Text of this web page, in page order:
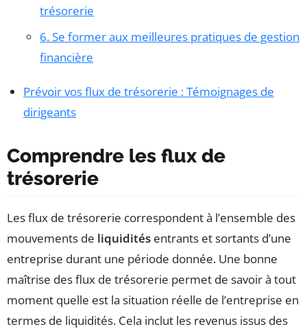
trésorerie
6. Se former aux meilleures pratiques de gestion
financière
Prévoir vos flux de trésorerie : Témoignages de
dirigeants
Comprendre les flux de
trésorerie
Les flux de trésorerie correspondent à l’ensemble des
mouvements de liquidités entrants et sortants d’une
entreprise durant une période donnée. Une bonne
maîtrise des flux de trésorerie permet de savoir à tout
moment quelle est la situation réelle de l’entreprise en
termes de liquidités. Cela inclut les revenus issus des